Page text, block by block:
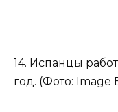
14. Испанцы
год. (Фото: Image